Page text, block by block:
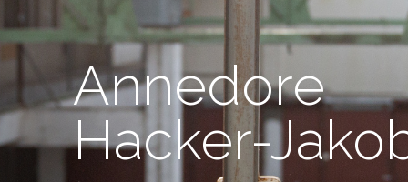
Annedore
Hacker-